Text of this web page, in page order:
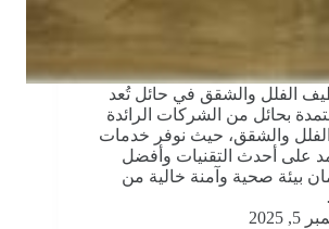
الفلل والشقق في حائل تُعد
بحائل من الشركات الرائدة
والشقق، حيث نوفر خدمات
على أحدث التقنيات وأفضل
بيئة صحية وآمنة خالية من
2025